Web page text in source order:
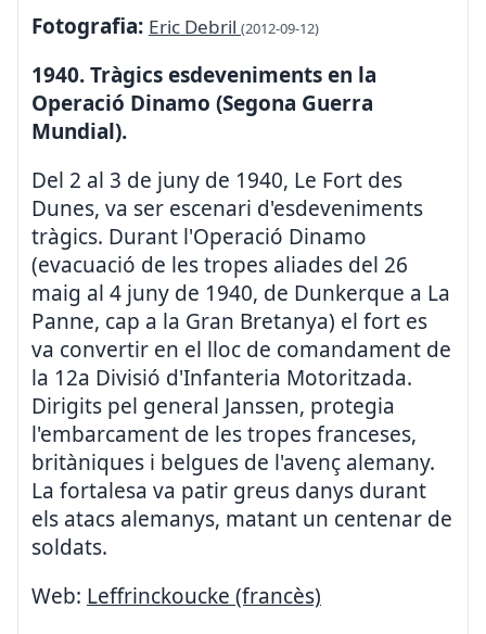
Fotografia: Eric Debril (2012-09-12)
1940. Tràgics esdeveniments en la
Operació Dinamo (Segona Guerra
Mundial).
Del 2 al 3 de juny de 1940, Le Fort des
Dunes, va ser escenari d'esdeveniments
tràgics. Durant l'Operació Dinamo
(evacuació de les tropes aliades del 26
maig al 4 juny de 1940, de Dunkerque a La
Panne, cap a la Gran Bretanya) el fort es
va convertir en el lloc de comandament de
la 12a Divisió d'Infanteria Motoritzada.
Dirigits pel general Janssen, protegia
l'embarcament de les tropes franceses,
britàniques i belgues de l'avenç alemany.
La fortalesa va patir greus danys durant
els atacs alemanys, matant un centenar de
soldats.
Web: Leffrinckoucke (francès)